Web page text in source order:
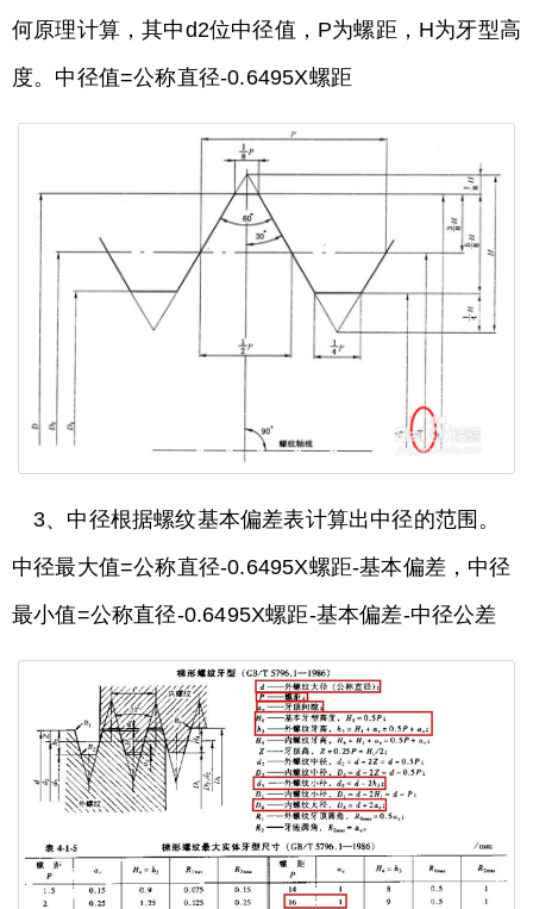
何原理计算，其中d2位中径值，P为螺距，H为牙型高
度。中径值=公称直径-0.6495X螺距
3、中径根据螺纹基本偏差表计算出中径的范围。
中径最大值=公称直径-0.6495X螺距-基本偏差，中径
最小值=公称直径-0.6495X螺距-基本偏差-中径公差